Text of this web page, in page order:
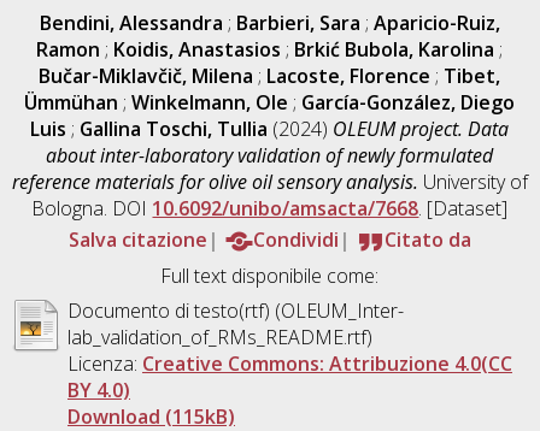
Bendini, Alessandra ; Barbieri, Sara ; Aparicio-Ruiz,
Ramon ; Koidis, Anastasios ; Brkić Bubola, Karolina ;
Bučar-Miklavčič, Milena ; Lacoste, Florence ; Tibet,
Ümmühan ;Winkelmann, Ole ; García-González, Diego
Luis ; Gallina Toschi, Tullia (2024) OLEUM project. Data
about inter-laboratory validation of newly formulated
reference materials for olive oil sensory analysis. University of
Bologna. DOI 10.6092/unibo/amsacta/7668. [Dataset]
Salva citazione
Condividi
Citato da
Full text disponibile come:
Documento di testo(rtf) (OLEUM_Inter-
lab_validation_of_RMs_README.rtf)
Licenza: Creative Commons: Attribuzione 4.0(CC
BY 4.0)
Download (115kB)